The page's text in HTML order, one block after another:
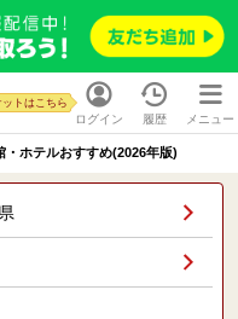
ログイン
トはこちら
履歴 メニュー
ホテルおすすめ(2026年版)